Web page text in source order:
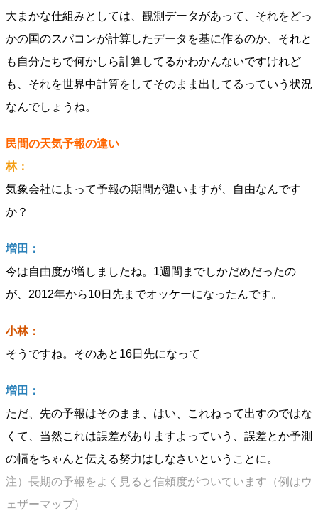
大まかな仕組みとしては、観測データがあって、それをどっ
かの国のスパコンが計算したデータを基に作るのか、それと
も自分たちで何かしら計算してるかわかんないですけれど
も、それを世界中計算をしてそのまま出してるっていう状況
なんでしょうね。
民間の天気予報の違い
林：
気象会社によって予報の期間が違いますが、自由なんです
か？
増田：
今は自由度が増しましたね。1週間までしかだめだったの
が、2012年から10日先までオッケーになったんです。
小林：
そうですね。そのあと16日先になって
増田：
ただ、先の予報はそのまま、はい、これねって出すのではな
くて、当然これは誤差がありますよっていう、誤差とか予測
の幅をちゃんと伝える努力はしなさいということに。
注）長期の予報をよく見ると信頼度がついています（例はウ
ェザーマップ）